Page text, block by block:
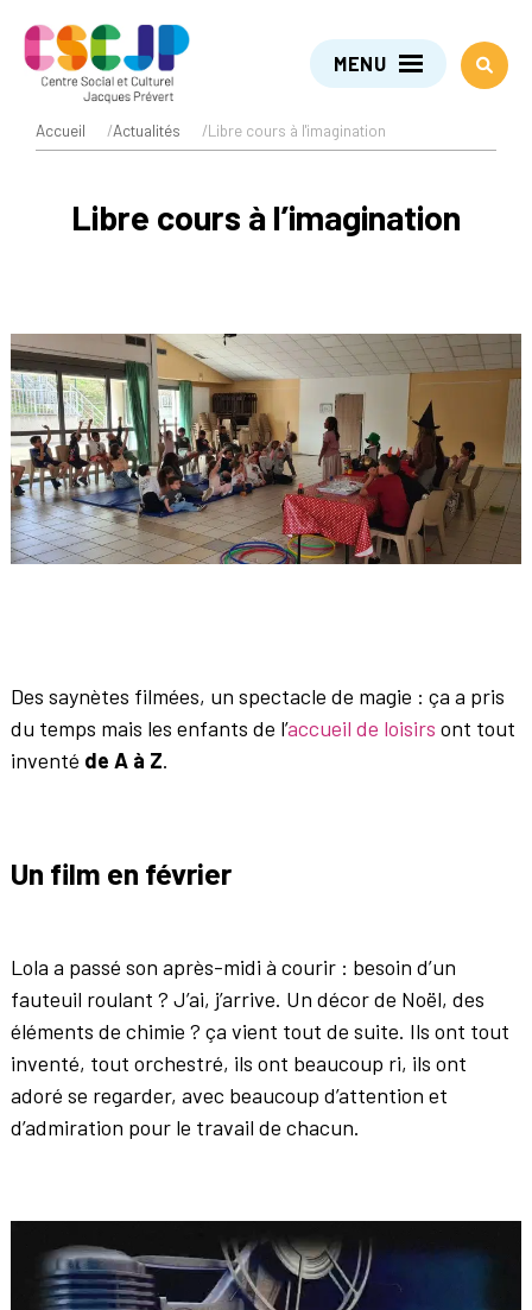
MENU
Accueil /Actualités /Libre cours à l'imagination
Libre cours à l’imagination
Des saynètes filmées, un spectacle de magie : ça a pris
du temps mais les enfants de l’accueil de loisirs ont tout
inventé de A à Z.
Un film en février
Lola a passé son après-midi à courir : besoin d’un
fauteuil roulant ? J’ai, j’arrive. Un décor de Noël, des
éléments de chimie ? ça vient tout de suite. Ils ont tout
inventé, tout orchestré, ils ont beaucoup ri, ils ont
adoré se regarder, avec beaucoup d’attention et
d’admiration pour le travail de chacun.